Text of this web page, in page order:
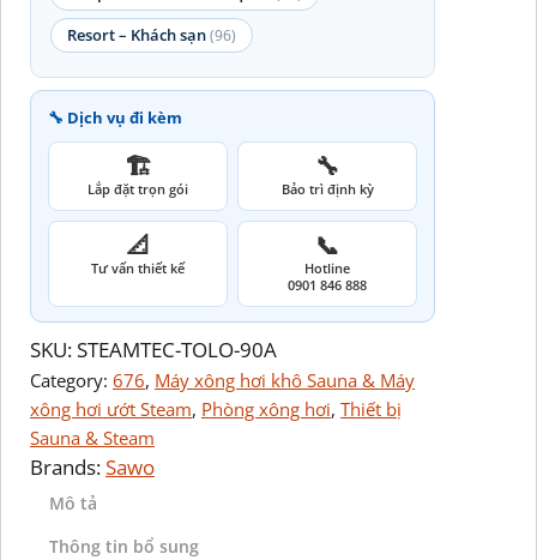
Resort – Khách sạn(96)
🔧 Dịch vụ đi kèm
🏗️
Lắp đặt trọn gói
🔧
Bảo trì định kỳ
📐
Tư vấn thiết kế
📞
Hotline
0901 846 888
SKU:STEAMTEC-TOLO-90A
Category: 676, Máy xông hơi khô Sauna & Máy
xông hơi ướt Steam, Phòng xông hơi, Thiết bị
Sauna & Steam
Brands:Sawo
Mô tả
Thông tin bổ sung